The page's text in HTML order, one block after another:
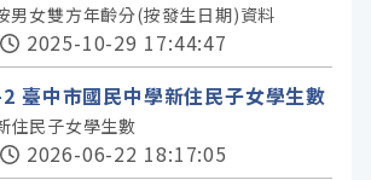
男女雙方年齡分(按發生日期)資料
2025-10-29 17:44:47
臺中市國民中學新住民子女學生數
住民子女學生數
2026-06-22 18:17:05